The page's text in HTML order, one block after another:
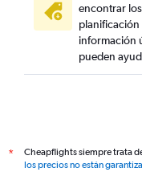
encontrar
información
pueden
*
Cheapflights siempre trata
los precios no están